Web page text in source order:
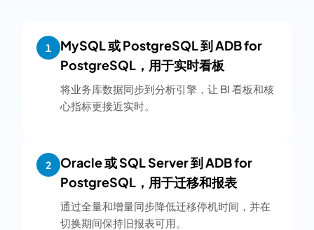
1
MySQL 或 PostgreSQL 到 ADB for
PostgreSQL，用于实时看板
将业务库数据同步到分析引擎，让 BI 看板和核
心指标更接近实时。
2
Oracle 或 SQL Server 到 ADB for
PostgreSQL，用于迁移和报表
通过全量和增量同步降低迁移停机时间，并在
切换期间保持旧报表可用。